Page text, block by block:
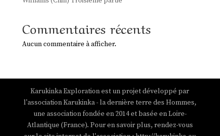
Commentaires récents
Aucun commentaire à afficher.
Karukinka Exploration est un projet développé par
l'association Karukinka - la dernière terre des Hommes,
une association fondée en 2014 et basée en Loire-
Atlantique (France). Pour en savoir plus, rendez-vous